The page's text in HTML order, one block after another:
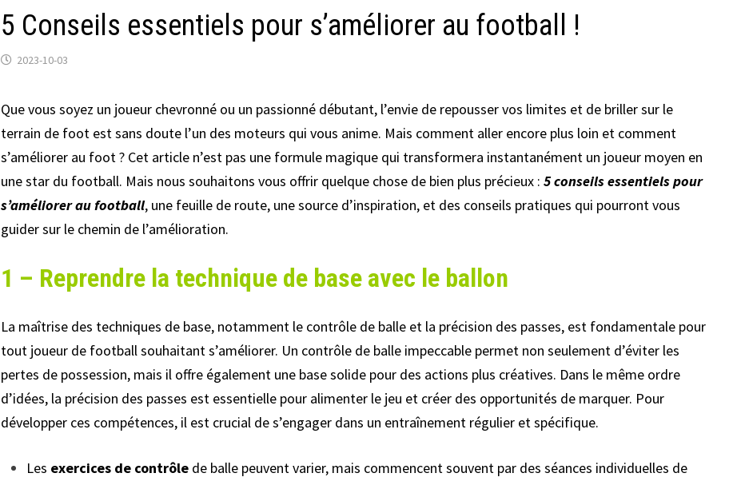
5 Conseils essentiels pour s’améliorer au football !
2023-10-03
Que vous soyez un joueur chevronné ou un passionné débutant, l’envie de repousser vos limites et de briller sur le
terrain de foot est sans doute l’un des moteurs qui vous anime. Mais comment aller encore plus loin et comment
s’améliorer au foot ? Cet article n’est pas une formule magique qui transformera instantanément un joueur moyen en
une star du football. Mais nous souhaitons vous offrir quelque chose de bien plus précieux :5 conseils essentiels pour
s’améliorer au football, une feuille de route, une source d’inspiration, et des conseils pratiques qui pourront vous
guider sur le chemin de l’amélioration.
1 – Reprendre la technique de base avec le ballon
La maîtrise des techniques de base, notamment le contrôle de balle et la précision des passes, est fondamentale pour
tout joueur de football souhaitant s’améliorer. Un contrôle de balle impeccable permet non seulement d’éviter les
pertes de possession, mais il offre également une base solide pour des actions plus créatives. Dans le même ordre
d’idées, la précision des passes est essentielle pour alimenter le jeu et créer des opportunités de marquer. Pour
développer ces compétences, il est crucial de s’engager dans un entraînement régulier et spécifique.
Les exercices de contrôle de balle peuvent varier, mais commencent souvent par des séances individuelles de